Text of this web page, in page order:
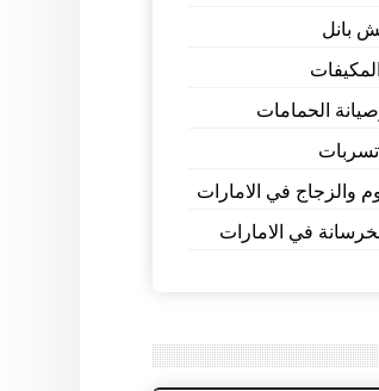
بانل
الحمامات
والزجاج في الامارات
في الامارات